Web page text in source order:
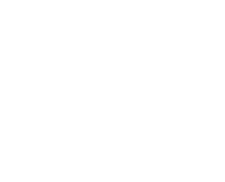
Se busca a
apuntó con